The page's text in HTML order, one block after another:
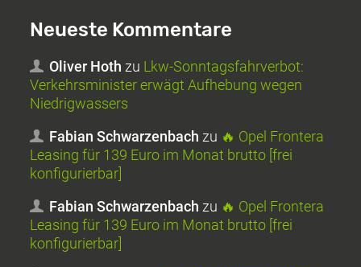
Neueste Kommentare
Oliver Hoth zu Lkw-Sonntagsfahrverbot:
Verkehrsminister erwägt Aufhebung wegen
Niedrigwassers
Fabian Schwarzenbach zu 🔥 Opel Frontera
Leasing für 139 Euro im Monat brutto [frei
konfigurierbar]
Fabian Schwarzenbach zu 🔥 Opel Frontera
Leasing für 139 Euro im Monat brutto [frei
konfigurierbar]